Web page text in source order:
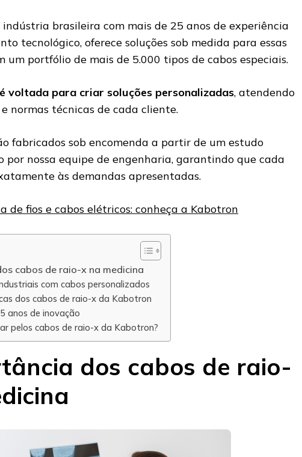
indústria brasileira com mais de 25 anos de experiência
tecnológico, oferece soluções sob medida para essas
um portfólio de mais de 5.000 tipos de cabos especiais.
voltada para criar soluções personalizadas, atendendo
normas técnicas de cada cliente.
fabricados sob encomenda a partir de um estudo
por nossa equipe de engenharia, garantindo que cada
às demandas apresentadas.
de fios e cabos elétricos: conheça a Kabotron
cabos de raio-x na medicina
com cabos personalizados
dos cabos de raio-x da Kabotron
anos de inovação
pelos cabos de raio-x da Kabotron?
dos cabos de raio-